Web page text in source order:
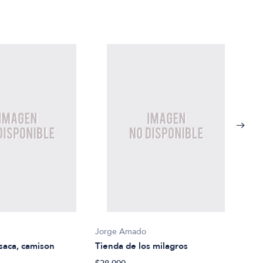
camison
Jorge Amado
Tienda de los milagros